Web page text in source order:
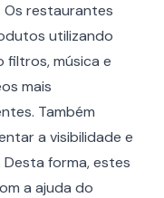
Os restaurantes
utilizando
filtros, música e
mais
Também
a visibilidade e
forma, estes
a ajuda do